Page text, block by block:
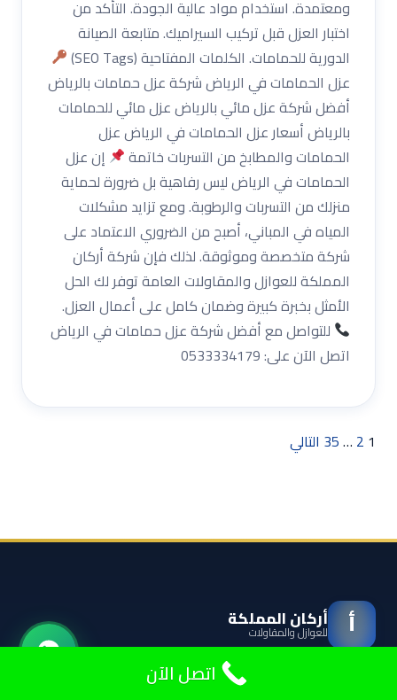
ومعتمدة. استخدام مواد عالية الجودة. التأكد من
اختبار العزل قبل تركيب السيراميك. متابعة الصيانة
الدورية للحمامات. الكلمات المفتاحية (SEO Tags)
عزل الحمامات في الرياض شركة عزل حمامات بالرياض
أفضل شركة عزل مائي بالرياض عزل مائي للحمامات
بالرياض أسعار عزل الحمامات في الرياض عزل
الحمامات والمطابخ من التسربات خاتمة
إن عزل
الحمامات في الرياض ليس رفاهية بل ضرورة لحماية
منزلك من التسربات والرطوبة. ومع تزايد مشكلات
المياه في المباني، أصبح من الضروري الاعتماد على
شركة متخصصة وموثوقة. لذلك فإن شركة أركان
المملكة للعوازل والمقاولات العامة توفر لك الحل
الأمثل بخبرة كبيرة وضمان كامل على أعمال العزل.
للتواصل مع أفضل شركة عزل حمامات في الرياض
اتصل الآن على: 0533334179
1
2
…
35 التالي
أ أركان المملكة
للعوازل والمقاولات
متخصصون في عزل الأسطح والخزانات وكشف تسربات المياه وترميم
اتصل الآن